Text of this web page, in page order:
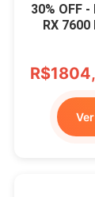
30% OFF
RX 7600